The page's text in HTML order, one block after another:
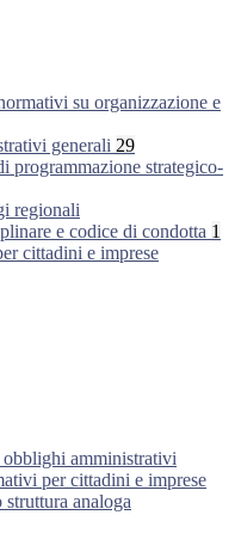
su organizzazione e
generali 29
programmazione strategico-
regionali
e codice di condotta 1
cittadini e imprese
obblighi amministrativi
per cittadini e imprese
analoga